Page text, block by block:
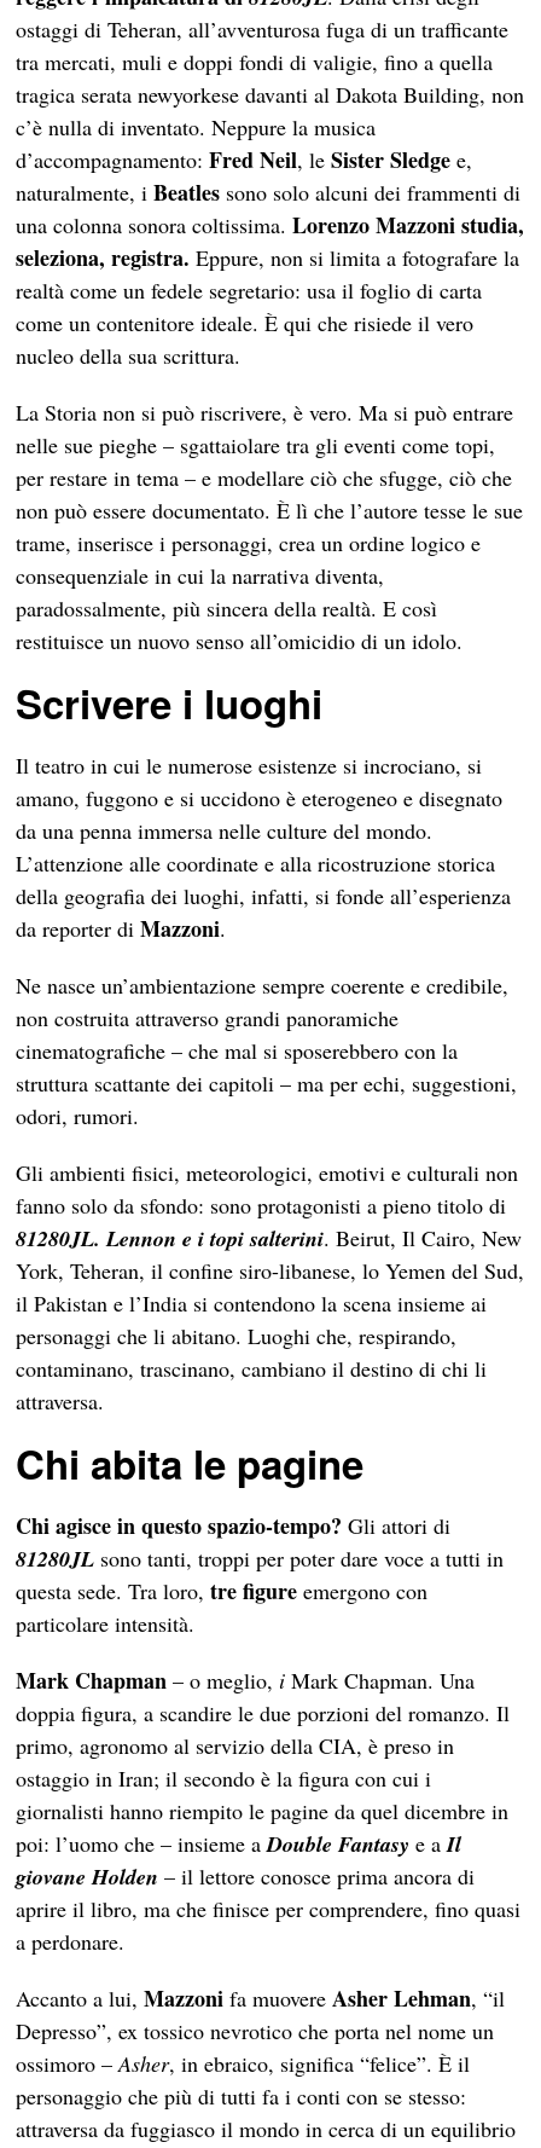
ostaggi di Teheran, all’avventurosa fuga di un trafficante
tra mercati, muli e doppi fondi di valigie, fino a quella
tragica serata newyorkese davanti al Dakota Building, non
c’è nulla di inventato. Neppure la musica
d’accompagnamento:Fred Neil, leSister Sledge e,
naturalmente, iBeatles sono solo alcuni dei frammenti di
una colonna sonora coltissima.Lorenzo Mazzoni studia,
seleziona, registra. Eppure, non si limita a fotografare la
realtà come un fedele segretario: usa il foglio di carta
come un contenitore ideale. È qui che risiede il vero
nucleo della sua scrittura.
La Storia non si può riscrivere, è vero. Ma si può entrare
nelle sue pieghe – sgattaiolare tra gli eventi come topi,
per restare in tema – e modellare ciò che sfugge, ciò che
non può essere documentato. È lì che l’autore tesse le sue
trame, inserisce i personaggi, crea un ordine logico e
consequenziale in cui la narrativa diventa,
paradossalmente, più sincera della realtà. E così
restituisce un nuovo senso all’omicidio di un idolo.
Scrivere i luoghi
Il teatro in cui le numerose esistenze si incrociano, si
amano, fuggono e si uccidono è eterogeneo e disegnato
da una penna immersa nelle culture del mondo.
L’attenzione alle coordinate e alla ricostruzione storica
della geografia dei luoghi, infatti, si fonde all’esperienza
da reporter diMazzoni.
Ne nasce un’ambientazione sempre coerente e credibile,
non costruita attraverso grandi panoramiche
cinematografiche – che mal si sposerebbero con la
struttura scattante dei capitoli – ma per echi, suggestioni,
odori, rumori.
Gli ambienti fisici, meteorologici, emotivi e culturali non
fanno solo da sfondo: sono protagonisti a pieno titolo di
81280JL. Lennon e i topi salterini. Beirut, Il Cairo, New
York, Teheran, il confine siro-libanese, lo Yemen del Sud,
il Pakistan e l’India si contendono la scena insieme ai
personaggi che li abitano. Luoghi che, respirando,
contaminano, trascinano, cambiano il destino di chi li
attraversa.
Chi abita le pagine
Chi agisce in questo spazio-tempo? Gli attori di
81280JL sono tanti, troppi per poter dare voce a tutti in
questa sede. Tra loro,tre figureemergono con
particolare intensità.
Mark Chapman – o meglio, i Mark Chapman. Una
doppia figura, a scandire le due porzioni del romanzo. Il
primo, agronomo al servizio della CIA, è preso in
ostaggio in Iran; il secondo è la figura con cui i
giornalisti hanno riempito le pagine da quel dicembre in
poi: l’uomo che – insieme aDouble Fantasy e aIl
giovane Holden – il lettore conosce prima ancora di
aprire il libro, ma che finisce per comprendere, fino quasi
a perdonare.
Accanto a lui,Mazzonifa muovereAsher Lehman, “il
Depresso”, ex tossico nevrotico che porta nel nome un
ossimoro –Asher, in ebraico, significa “felice”. È il
personaggio che più di tutti fa i conti con se stesso:
attraversa da fuggiasco il mondo in cerca di un equilibrio